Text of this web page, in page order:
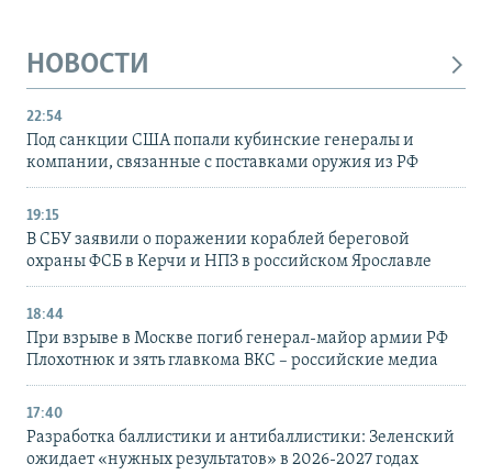
НОВОСТИ
22:54
Под санкции США попали кубинские генералы и
компании, связанные с поставками оружия из РФ
19:15
В СБУ заявили о поражении кораблей береговой
охраны ФСБ в Керчи и НПЗ в российском Ярославле
18:44
При взрыве в Москве погиб генерал-майор армии РФ
Плохотнюк и зять главкома ВКС – российские медиа
17:40
Разработка баллистики и антибаллистики: Зеленский
ожидает «нужных результатов» в 2026-2027 годах